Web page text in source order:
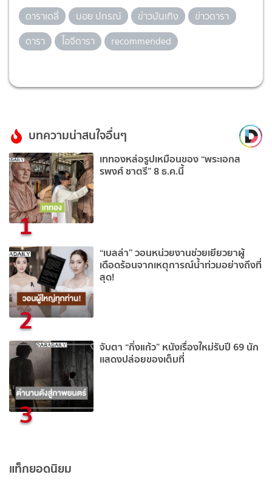
ดาราเดลี่ บอย ปกรณ์ ข่าวบันเทิง
ข่าวดารา
ดารา
ไอจีดารา recommended
บทความน่าสนใจอื่นๆ
1
เททองหล่อรูปเหมือนของ “พระเอกส
รพงศ์ ชาตรี” 8 ธ.ค.นี้
2
“เบลล่า” วอนหน่วยงานช่วยเยียวยาผู้
เดือดร้อนจากเหตุการณ์น้ำท่วมอย่างถึงที่
สุด!
3
จับตา “กิ่งแก้ว” หนังเรื่องใหม่รับปี 69 นัก
เเสดงปล่อยของเต็มที่
แท็กยอดนิยม